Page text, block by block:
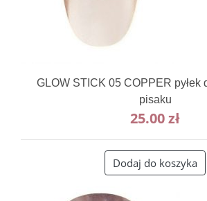
GLOW STICK 05 COPPER pyłek
pisaku
25.00zł
Dodaj do koszyka